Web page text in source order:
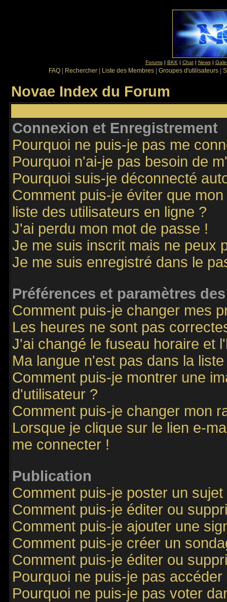
Forums| BKK | Chat| News|
FAQ Rechercher Liste des Membres Groupes d'utilisateurs
Novae Index du Forum
Connexion et Enregistrement
Pourquoi ne puis-je pas me
Pourquoi n'ai-je pas besoin de
Pourquoi suis-je déconnecté
Comment puis-je éviter que
liste des utilisateurs en ligne ?
J'ai perdu mon mot de passe !
Je me suis inscrit mais ne peux
Je me suis enregistré dans le
Préférences et paramètres
Comment puis-je changer mes
Les heures ne sont pas
J'ai changé le fuseau horaire et
Ma langue n'est pas dans la liste
Comment puis-je montrer une
d'utilisateur ?
Comment puis-je changer mon
Lorsque je clique sur le lien e-
me connecter !
Publication
Comment puis-je poster un
Comment puis-je éditer ou
Comment puis-je ajouter une
Comment puis-je créer un
Comment puis-je éditer ou
Pourquoi ne puis-je pas
Pourquoi ne puis-je pas voter